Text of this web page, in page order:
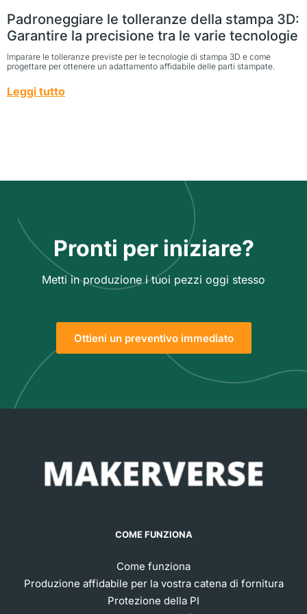
Padroneggiare le tolleranze della stampa 3D:
Garantire la precisione tra le varie tecnologie
Imparare le tolleranze previste per le tecnologie di stampa 3D e come
progettare per ottenere un adattamento affidabile delle parti stampate.
Leggi tutto
Pronti per iniziare?
Metti in produzione i tuoi pezzi oggi stesso
Ottieni un preventivo immediato
COME FUNZIONA
Come funziona
Produzione affidabile per la vostra catena di fornitura
Protezione della PI